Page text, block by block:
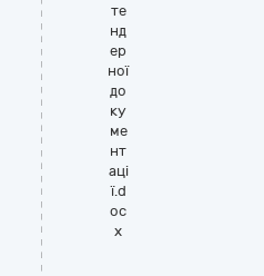
те
нд
ер
ної
до
ку
ме
нт
аці
ї.d
oc
x